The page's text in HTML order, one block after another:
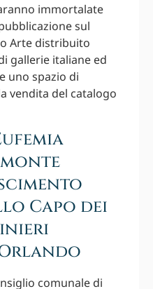
immortalate
sul
Arte distribuito
gallerie italiane ed
uno spazio di
vendita del catalogo
Capo dei
comunale di